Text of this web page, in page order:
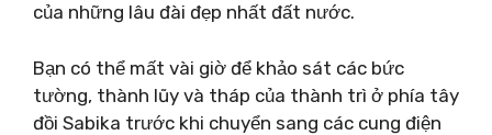
của những lâu đài đẹp nhất đất nước.
Bạn có thể mất vài giờ để khảo sát các bức
tường, thành lũy và tháp của thành trì ở phía tây
đồi Sabika trước khi chuyển sang các cung điện